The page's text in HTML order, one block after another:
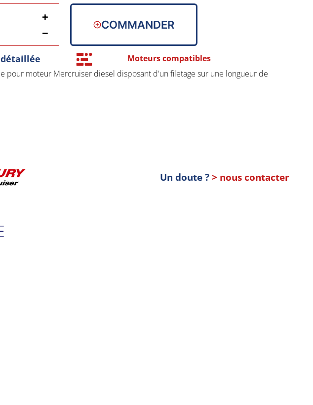
−
+
COMMANDER
Moteurs compatibles
pour moteur Mercruiser diesel disposant d'un filetage sur une longueur de
Un doute ?> nous contacter